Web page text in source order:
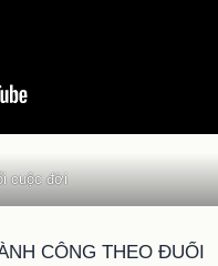
cuộc đời
CÔNG THEO ĐUỔI